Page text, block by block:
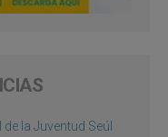
la Juventud Seúl